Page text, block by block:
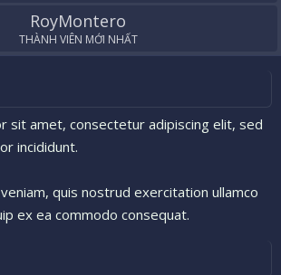
RoyMontero
THÀNH VIÊN MỚI NHẤT
sit amet, consectetur adipiscing elit, sed
incididunt.
quis nostrud exercitation ullamco
ex ea commodo consequat.